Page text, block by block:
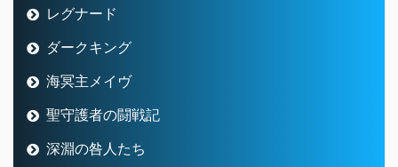
レグナード
ダークキング
海冥主メイヴ
聖守護者の闘戦記
深淵の咎人たち